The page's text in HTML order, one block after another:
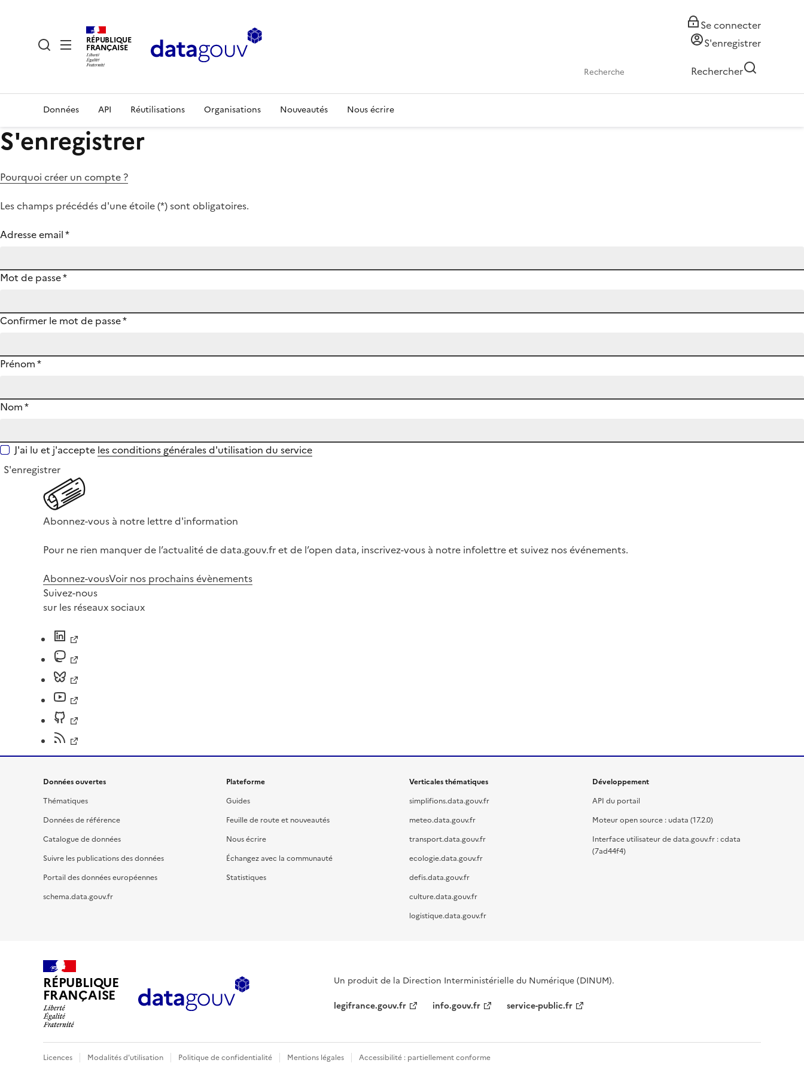
RÉPUBLIQUE
FRANÇAISE
Se connecter
S'enregistrer
Rechercher
Données API Réutilisations Organisations Nouveautés Nous écrire
S'enregistrer
Pourquoi créer un compte ?
Les champs précédés d'une étoile (*) sont obligatoires.
Adresse email*
Mot de passe*
Confirmer le mot de passe*
Prénom*
Nom*
J'ai lu et j'accepte les conditions générales d'utilisation du service
S'enregistrer
Abonnez-vous à notre lettre d'information
Pour ne rien manquer de l’actualité de data.gouv.fr et de l’open data, inscrivez-vous à notre infolettre et suivez nos événements.
Abonnez-vousVoir nos prochains évènements
Suivez-nous
sur les réseaux sociaux
Données ouvertes
Thématiques
Données de référence
Catalogue de données
Suivre les publications des données
Portail des données européennes
schema.data.gouv.fr
Plateforme
Guides
Feuille de route et nouveautés
Nous écrire
Échangez avec la communauté
Statistiques
Verticales thématiques
simplifions.data.gouv.fr
meteo.data.gouv.fr
transport.data.gouv.fr
ecologie.data.gouv.fr
defis.data.gouv.fr
culture.data.gouv.fr
logistique.data.gouv.fr
Développement
API du portail
Moteur open source : udata (17.2.0)
Interface utilisateur de data.gouv.fr : cdata
(7ad44f4)
RÉPUBLIQUE
FRANÇAISE
Un produit de la Direction Interministérielle du Numérique (DINUM).
legifrance.gouv.fr
info.gouv.fr service-public.fr
Licences Modalités d'utilisation Politique de confidentialité Mentions légales Accessibilité : partiellement conforme